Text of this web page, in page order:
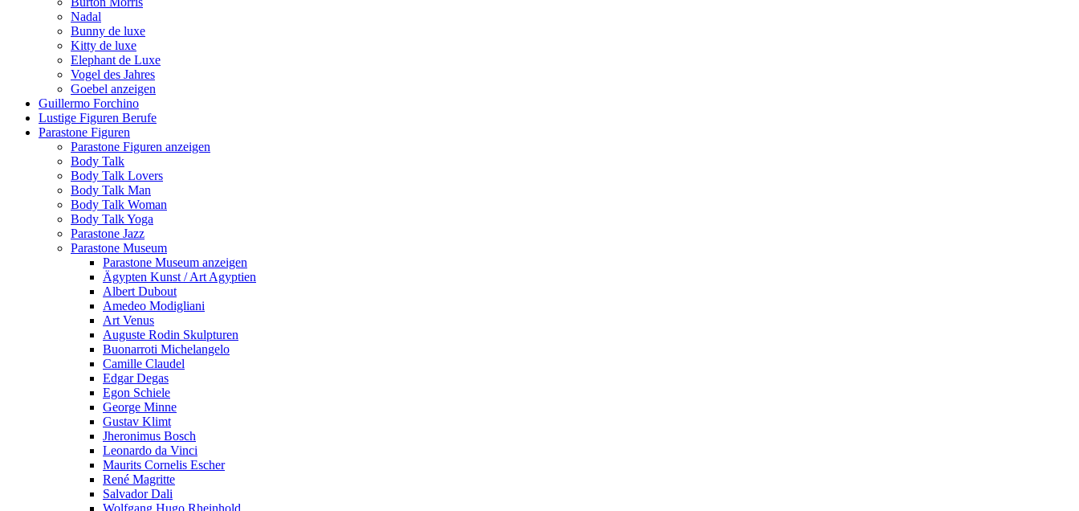
Nadal
Bunny de luxe
Kitty de luxe
Elephant de Luxe
Vogel des Jahres
Goebel anzeigen
Guillermo Forchino
Lustige Figuren Berufe
Parastone Figuren
Parastone Figuren anzeigen
Body Talk
Body Talk Lovers
Body Talk Man
Body Talk Woman
Body Talk Yoga
Parastone Jazz
Parastone Museum
Parastone Museum anzeigen
Ägypten Kunst / Art Agyptien
Albert Dubout
Amedeo Modigliani
Art Venus
Auguste Rodin Skulpturen
Buonarroti Michelangelo
Camille Claudel
Edgar Degas
Egon Schiele
George Minne
Gustav Klimt
Jheronimus Bosch
Leonardo da Vinci
Maurits Cornelis Escher
René Magritte
Salvador Dali
Wolfgang Hugo Rheinhold